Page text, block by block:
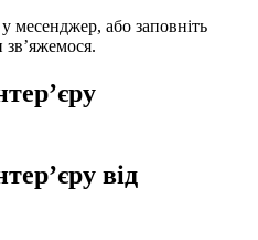
месенджер, або заповніть
від